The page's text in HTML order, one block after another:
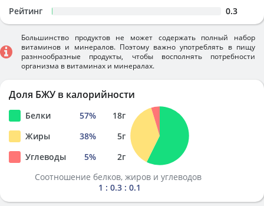
Рейтинг 0.3
Большинство продуктов не может содержать полный набор
витаминов и минералов. Поэтому важно употреблять в пищу
разннообразные продукты, чтобы восполнять потребности
организма в витаминах и минералах.
Доля БЖУ в калорийности
Белки 57% 18г
Жиры
38% 5г
Углеводы
5% 2г
Соотношение белков, жиров и углеводов
1 : 0.3 : 0.1